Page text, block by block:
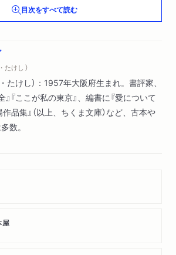
越えたら自分に戻る八王子
ところ火の車あり
目次をすべて読む
たけし ）
たけし）：1957年大阪府生まれ。書評家、
『ここが私の東京』、編書に『愛について
品集』（以上、ちくま文庫）など、古本や
数。
屋